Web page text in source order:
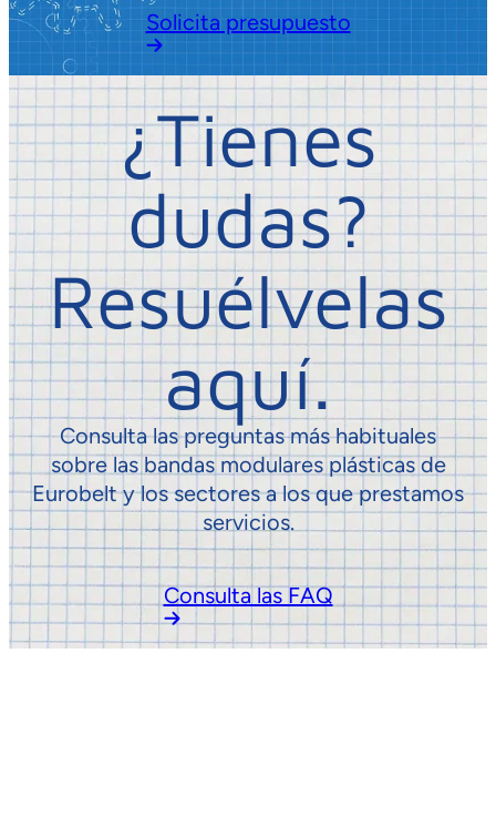
Solicita presupuesto
¿Tienes
dudas?
Resuélvelas
aquí.
Consulta las preguntas más habituales
sobre las bandas modulares plásticas de
Eurobelt y los sectores a los que prestamos
servicios.
Consulta las FAQ